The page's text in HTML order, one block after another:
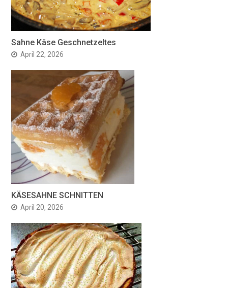
Sahne Käse Geschnetzeltes
April 22, 2026
KÄSESAHNE SCHNITTEN
April 20, 2026